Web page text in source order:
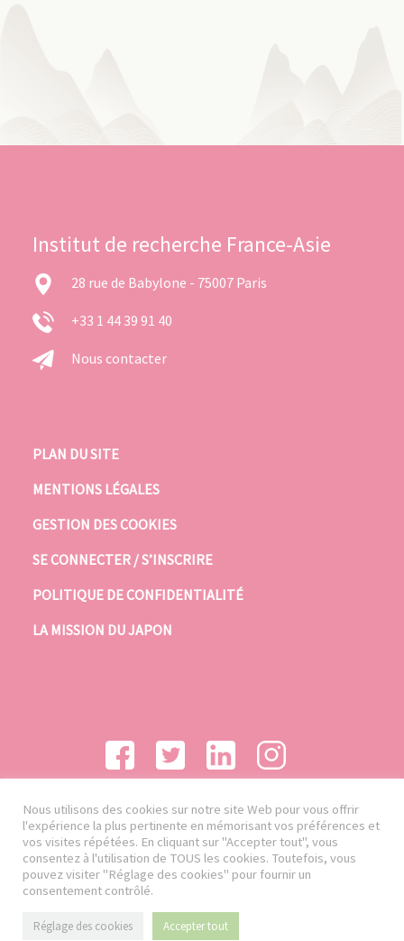
Institut de recherche France-Asie
28 rue de Babylone - 75007 Paris
+33 1 44 39 91 40
Nous contacter
PLAN DU SITE
MENTIONS LÉGALES
GESTION DES COOKIES
SE CONNECTER / S’INSCRIRE
POLITIQUE DE CONFIDENTIALITÉ
LA MISSION DU JAPON
Nous utilisons des cookies sur notre site Web pour vous offrir
l'expérience la plus pertinente en mémorisant vos préférences et
vos visites répétées. En cliquant sur "Accepter tout", vous
consentez à l'utilisation de TOUS les cookies. Toutefois, vous
pouvez visiter "Réglage des cookies" pour fournir un
consentement contrôlé.
Réglage des cookies Accepter tout